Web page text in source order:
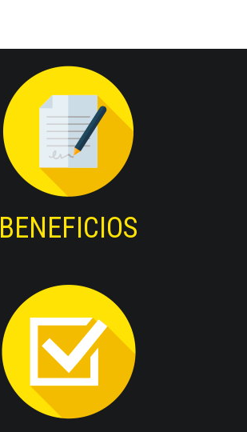
BENEFICIOS